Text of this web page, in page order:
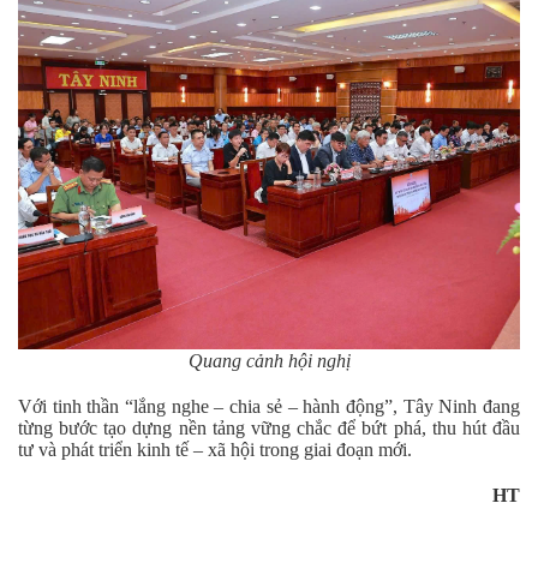
Quang cảnh hội nghị
Với tinh thần “lắng nghe – chia sẻ – hành động”, Tây Ninh đang
từng bước tạo dựng nền tảng vững chắc để bứt phá, thu hút đầu
tư và phát triển kinh tế – xã hội trong giai đoạn mới.
HT